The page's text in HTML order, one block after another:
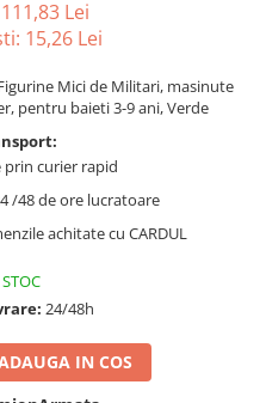
111,83 Lei
15,26 Lei
Mici de Militari, masinute
pentru baieti 3-9 ani, Verde
prin curier rapid
/48 de ore lucratoare
achitate cu CARDUL
24/48h
IN COS